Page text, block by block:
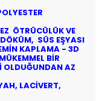
ÖTRÜCÜLÜK VE
SÜS EŞYASI
KAPLAMA - 3D
BİR
OLDUĞUNDAN AZ
LACİVERT,